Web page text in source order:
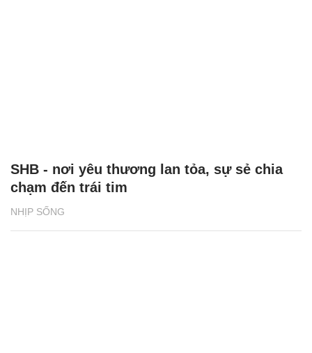
NHỊP SỐNG
SHB - nơi yêu thương lan tỏa, sự sẻ chia
chạm đến trái tim